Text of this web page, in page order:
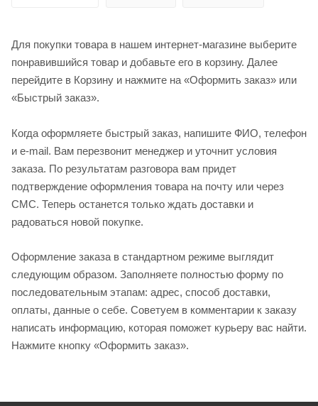
Для покупки товара в нашем интернет-магазине выберите
понравившийся товар и добавьте его в корзину. Далее
перейдите в Корзину и нажмите на «Оформить заказ» или
«Быстрый заказ».
Когда оформляете быстрый заказ, напишите ФИО, телефон
и e-mail. Вам перезвонит менеджер и уточнит условия
заказа. По результатам разговора вам придет
подтверждение оформления товара на почту или через
СМС. Теперь останется только ждать доставки и
радоваться новой покупке.
Оформление заказа в стандартном режиме выглядит
следующим образом. Заполняете полностью форму по
последовательным этапам: адрес, способ доставки,
оплаты, данные о себе. Советуем в комментарии к заказу
написать информацию, которая поможет курьеру вас найти.
Нажмите кнопку «Оформить заказ».